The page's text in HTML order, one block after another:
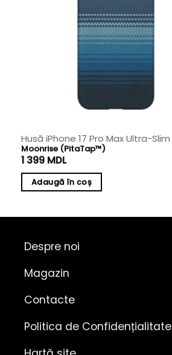
Husă iPhone 17 Pro Max Ultra-Slim
Moonrise (PitaTap™)
1 399 MDL
Adaugă în coș
Despre noi
Magazin
Contacte
Politica de Confidențialitate